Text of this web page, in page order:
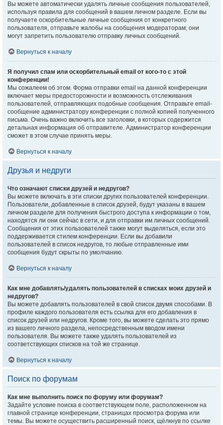
Вы можете автоматически удалять личные сообщения пользователей,
используя правила для сообщений в вашем личном разделе. Если вы
получаете оскорбительные личные сообщения от конкретного
пользователя, отправьте жалобы на сообщения модераторам; они
могут запретить пользователю отправку личных сообщений.
Вернуться к началу
Я получил спам или оскорбительный email от кого-то с этой
конференции!
Мы сожалеем об этом. Форма отправки email на данной конференции
включает меры предосторожности и возможность отслеживания
пользователей, отправляющих подобные сообщения. Отправьте email-
сообщение администратору конференции с полной копией полученного
письма. Очень важно включить все заголовки, в которых содержится
детальная информация об отправителе. Администратор конференции
сможет в этом случае принять меры.
Вернуться к началу
Друзья и недруги
Что означают списки друзей и недругов?
Вы можете включать в эти списки других пользователей конференции.
Пользователи, добавленные в список друзей, будут указаны в вашем
личном разделе для получения быстрого доступа к информации о том,
находятся ли они сейчас в сети, и для отправки им личных сообщений.
Сообщения от этих пользователей также могут выделяться, если это
поддерживается стилем конференции. Если вы добавили
пользователей в список недругов, то любые отправленные ими
сообщения будут скрыты по умолчанию.
Вернуться к началу
Как мне добавлять/удалять пользователей в списках моих друзей и
недругов?
Вы можете добавлять пользователей в свой список двумя способами. В
профиле каждого пользователя есть ссылка для его добавления в
список друзей или недругов. Кроме того, вы можете сделать это прямо
из вашего личного раздела, непосредственным вводом имени
пользователя. Вы можете также удалять пользователей из
соответствующих списков на той же странице.
Вернуться к началу
Поиск по форумам
Как мне выполнить поиск по форуму или форумам?
Задайте условие поиска в соответствующем поле, расположенном на
главной странице конференции, страницах просмотра форума или
темы. Вы можете осуществить расширенный поиск, щёлкнув по ссылке